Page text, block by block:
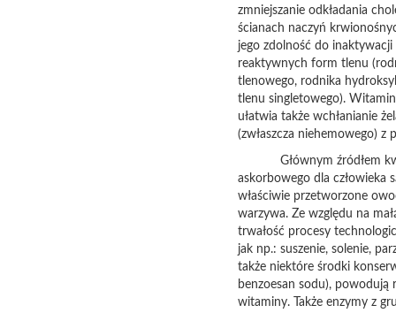
zmniejszanie odkładania
ścianach naczyń
jego zdolność do inaktywacji
reaktywnych form tlenu
tlenowego, rodnika
tlenu singletowego).
ułatwia także wchłanianie
(zwłaszcza niehemowego) z
Głównym źródłem
askorbowego dla człowieka
właściwie przetworzone
warzywa. Ze względu na
trwałość procesy
jak np.: suszenie, solenie,
także niektóre środki
benzoesan sodu), powodują
witaminy. Także enzymy z